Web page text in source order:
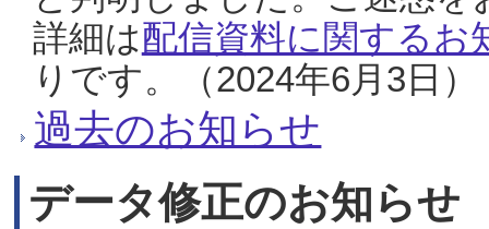
詳細は配信資料に関するお
りです。（2024年6月3日）
過去のお知らせ
データ修正のお知らせ